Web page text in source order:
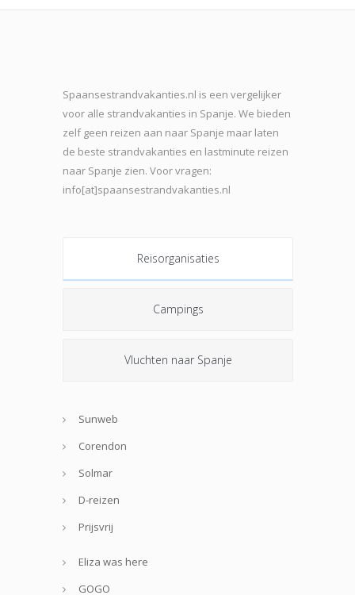
Spaansestrandvakanties.nl is een vergelijker
voor alle strandvakanties in Spanje. We bieden
zelf geen reizen aan naar Spanje maar laten
de beste strandvakanties en lastminute reizen
naar Spanje zien. Voor vragen:
info[at]spaansestrandvakanties.nl
Reisorganisaties
Campings
Vluchten naar Spanje
Sunweb
Corendon
Solmar
D-reizen
Prijsvrij
Eliza was here
GOGO